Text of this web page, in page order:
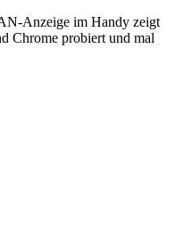
Anzeige im Handy zeigt
Chrome probiert und mal